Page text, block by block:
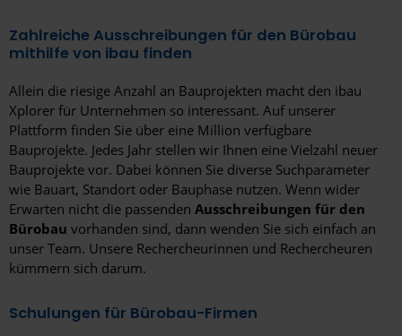
Regensburg
Remscheid
Reutlingen
Rheine
Rosenheim
Rostock
Rotenburg (Wümme)
Rüsselsheim am Main
Zahlreiche Ausschreibungen für den Bürobau
mithilfe von ibau finden
Allein die riesige Anzahl an Bauprojekten macht den ibau
Xplorer für Unternehmen so interessant. Auf unserer
Plattform finden Sie über eine Million verfügbare
Bauprojekte. Jedes Jahr stellen wir Ihnen eine Vielzahl neuer
Bauprojekte vor. Dabei können Sie diverse Suchparameter
wie Bauart, Standort oder Bauphase nutzen. Wenn wider
Erwarten nicht die passenden Ausschreibungen für den
Bürobau vorhanden sind, dann wenden Sie sich einfach an
unser Team. Unsere Rechercheurinnen und Rechercheuren
kümmern sich darum.
Schulungen für Bürobau-Firmen